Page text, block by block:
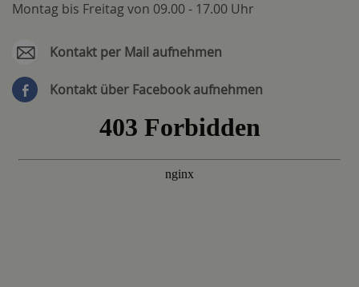
Montag bis Freitag von 09.00 - 17.00 Uhr
Kontakt per Mail aufnehmen
Kontakt über Facebook aufnehmen